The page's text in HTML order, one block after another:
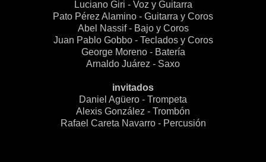
Luciano Giri - Voz y Guitarra
Pato Pérez Alamino - Guitarra y Coros
Abel Nassif - Bajo y Coros
Juan Pablo Gobbo - Teclados y Coros
George Moreno - Batería
Arnaldo Juárez - Saxo
invitados
Daniel Agüero - Trompeta
Alexis González - Trombón
Rafael Careta Navarro - Percusión